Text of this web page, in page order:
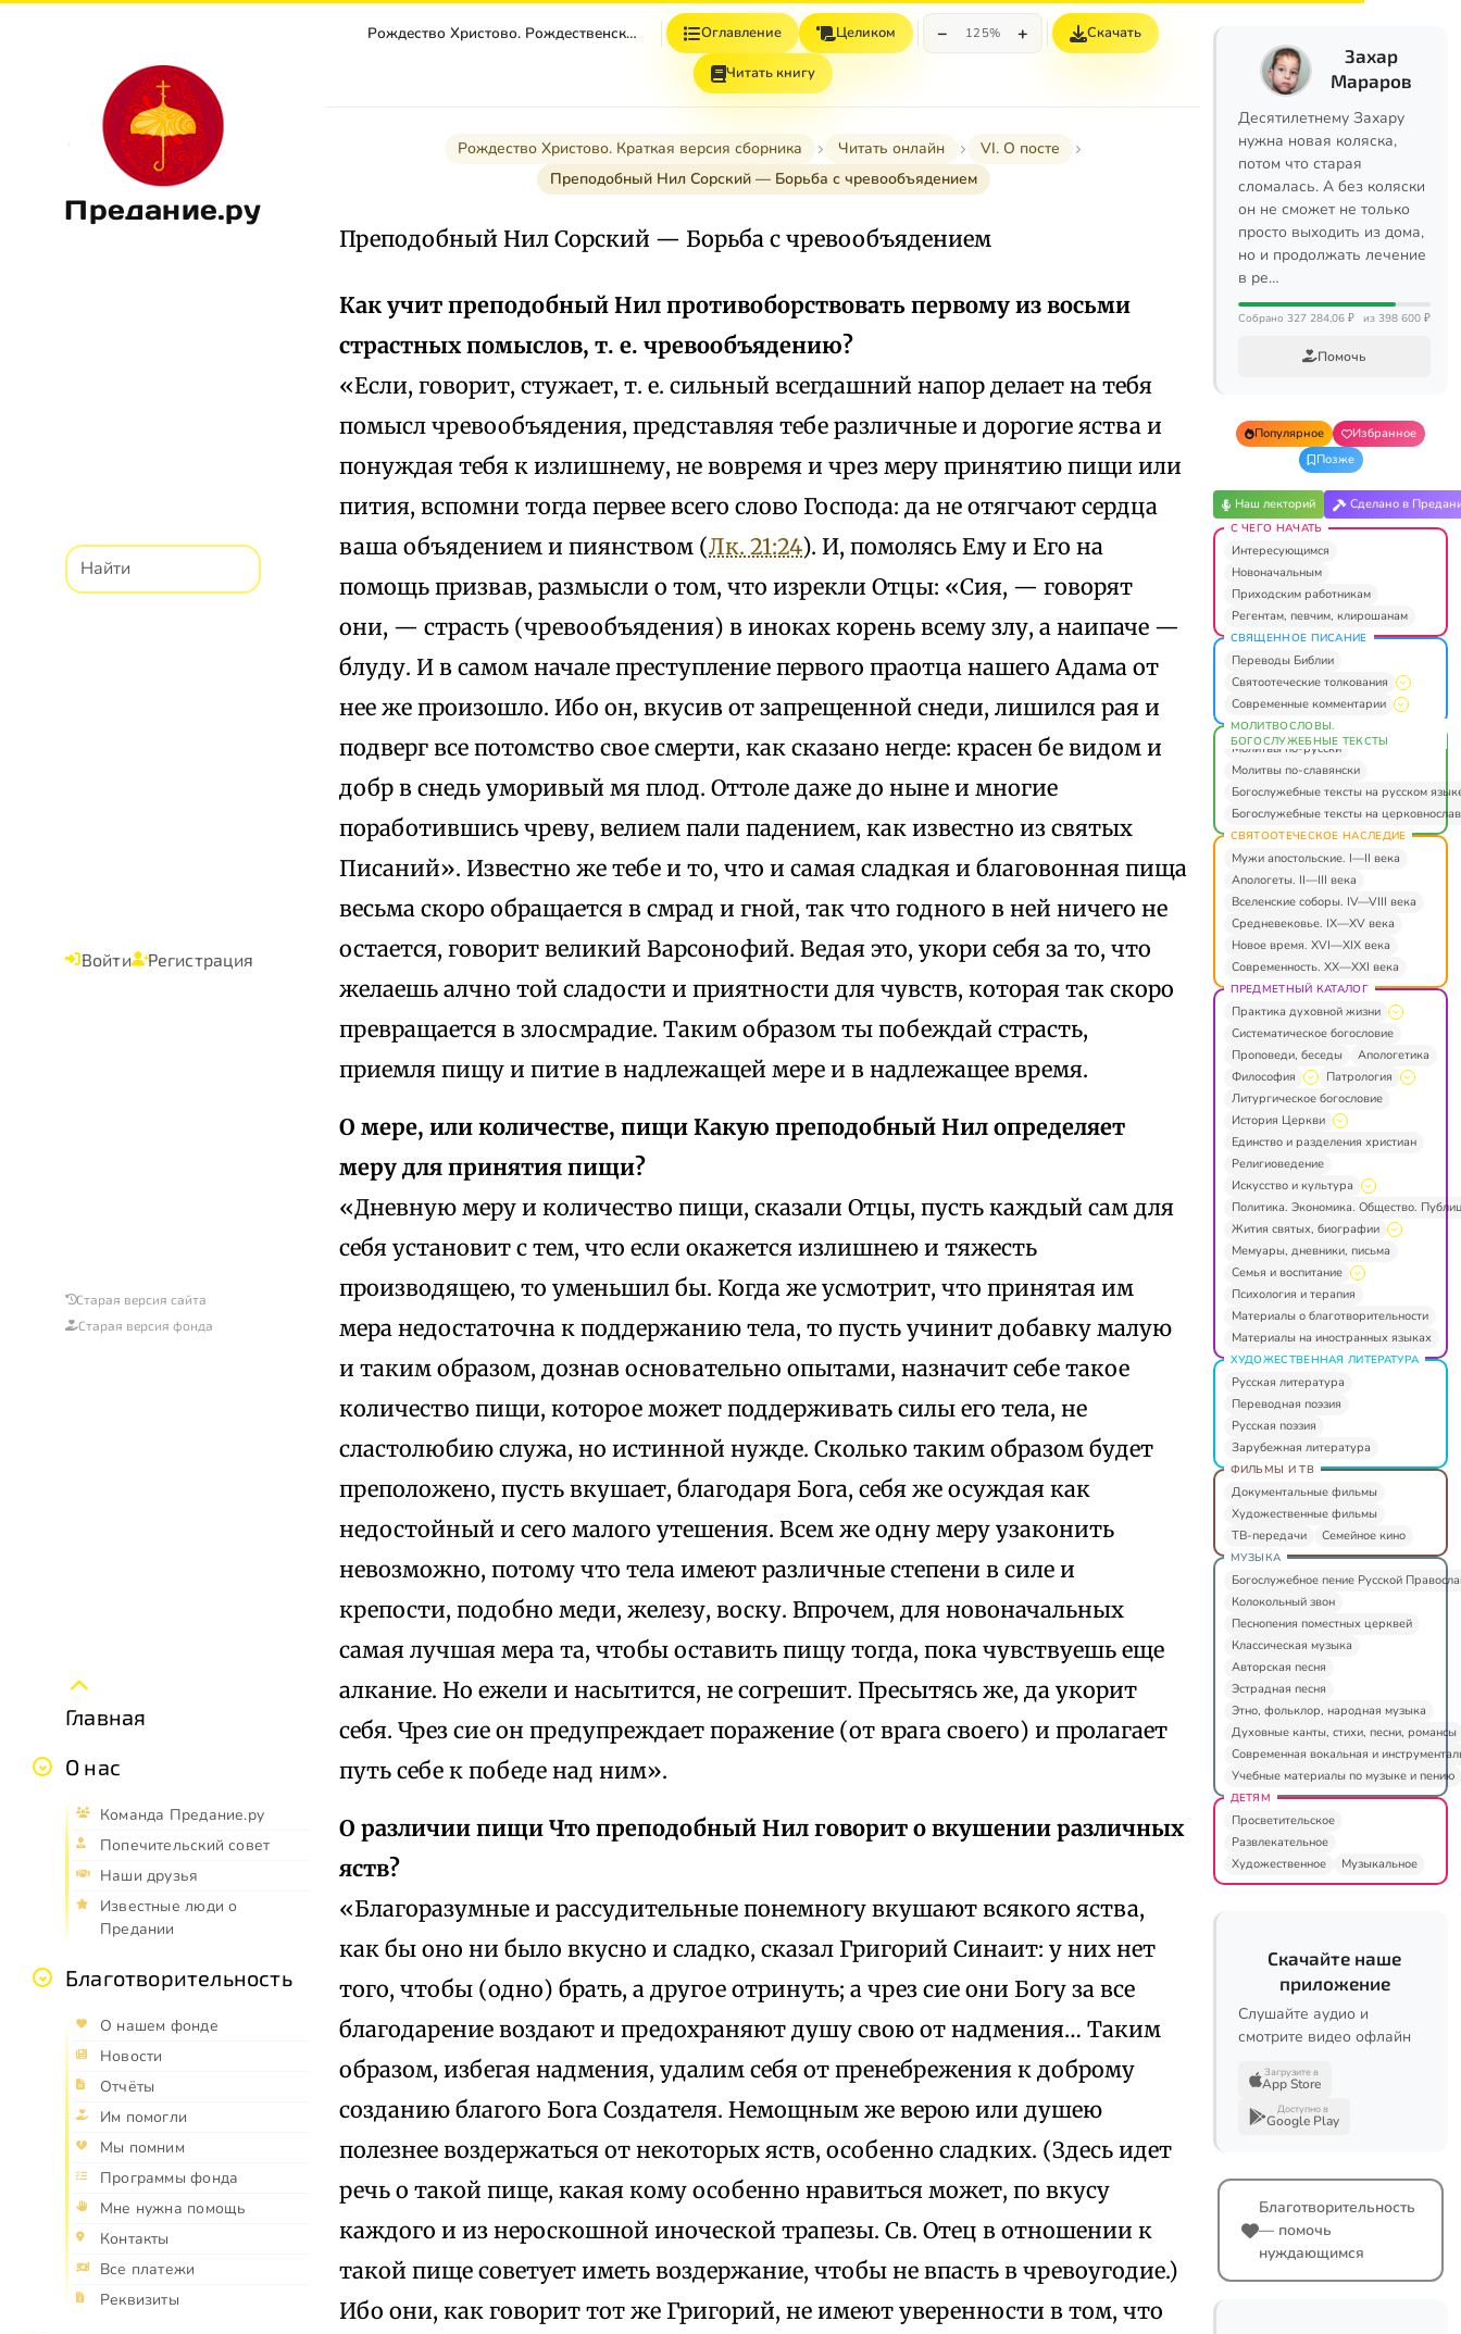
Предание.ру
Войти Регистрация
Старая версия сайта
Старая версия фонда
Главная
О нас
Команда Предание.ру
Попечительский совет
Наши друзья
Известные люди о
Предании
Благотворительность
О нашем фонде
Новости
Отчёты
Им помогли
Мы помним
Программы фонда
Мне нужна помощь
Контакты
Все платежи
Реквизиты
Рождество Христово. Рождественский Пост Оглавление Целиком − 125% + Скачать
Читать книгу
Рождество Христово. Краткая версия сборника Читать онлайн
VI. О посте
Преподобный Нил Сорский — Борьба с чревообъядением
Преподобный Нил Сорский — Борьба с чревообъядением
Как учит преподобный Нил противоборствовать первому из восьми
страстных помыслов, т. е. чревообъядению?
«Если, говорит, стужает, т. е. сильный всегдашний напор делает на тебя
помысл чревообъядения, представляя тебе различные и дорогие яства и
понуждая тебя к излишнему, не вовремя и чрез меру принятию пищи или
пития, вспомни тогда первее всего слово Господа: да не отягчают сердца
ваша объядением и пиянством (Лк. 21:24). И, помолясь Ему и Его на
помощь призвав, размысли о том, что изрекли Отцы: «Сия, — говорят
они, — страсть (чревообъядения) в иноках корень всему злу, а наипаче —
блуду. И в самом начале преступление первого праотца нашего Адама от
нее же произошло. Ибо он, вкусив от запрещенной снеди, лишился рая и
подверг все потомство свое смерти, как сказано негде: красен бе видом и
добр в снедь уморивый мя плод. Оттоле даже до ныне и многие
поработившись чреву, велием пали падением, как известно из святых
Писаний». Известно же тебе и то, что и самая сладкая и благовонная пища
весьма скоро обращается в смрад и гной, так что годного в ней ничего не
остается, говорит великий Варсонофий. Ведая это, укори себя за то, что
желаешь алчно той сладости и приятности для чувств, которая так скоро
превращается в злосмрадие. Таким образом ты побеждай страсть,
приемля пищу и питие в надлежащей мере и в надлежащее время.
О мере, или количестве, пищи Какую преподобный Нил определяет
меру для принятия пищи?
«Дневную меру и количество пищи, сказали Отцы, пусть каждый сам для
себя установит с тем, что если окажется излишнею и тяжесть
производящею, то уменьшил бы. Когда же усмотрит, что принятая им
мера недостаточна к поддержанию тела, то пусть учинит добавку малую
и таким образом, дознав основательно опытами, назначит себе такое
количество пищи, которое может поддерживать силы его тела, не
сластолюбию служа, но истинной нужде. Сколько таким образом будет
преположено, пусть вкушает, благодаря Бога, себя же осуждая как
недостойный и сего малого утешения. Всем же одну меру узаконить
невозможно, потому что тела имеют различные степени в силе и
крепости, подобно меди, железу, воску. Впрочем, для новоначальных
самая лучшая мера та, чтобы оставить пищу тогда, пока чувствуешь еще
алкание. Но ежели и насытится, не согрешит. Пресытясь же, да укорит
себя. Чрез сие он предупреждает поражение (от врага своего) и пролагает
путь себе к победе над ним».
О различии пищи Что преподобный Нил говорит о вкушении различных
яств?
«Благоразумные и рассудительные понемногу вкушают всякого яства,
как бы оно ни было вкусно и сладко, сказал Григорий Синаит: у них нет
того, чтобы (одно) брать, а другое отринуть; а чрез сие они Богу за все
благодарение воздают и предохраняют душу свою от надмения… Таким
образом, избегая надмения, удалим себя от пренебрежения к доброму
созданию благого Бога Создателя. Немощным же верою или душею
полезнее воздержаться от некоторых яств, особенно сладких. (Здесь идет
речь о такой пище, какая кому особенно нравиться может, по вкусу
каждого и из нероскошной иноческой трапезы. Св. Отец в отношении к
такой пище советует иметь воздержание, чтобы не впасть в чревоугодие.)
Ибо они, как говорит тот же Григорий, не имеют уверенности в том, что
Захар
Мараров
Десятилетнему Захару
нужна новая коляска,
потом что старая
сломалась. А без коляски
он не сможет не только
просто выходить из дома,
но и продолжать лечение
в ре…
Собрано 327 284,06 ₽ из 398 600 ₽
Помочь
Популярное
Избранное
Позже
Наш лекторий Сделано в
С ЧЕГО НАЧАТЬ
Интересующимся
Новоначальным
Приходским работникам
Регентам, певчим, клирошанам
СВЯЩЕННОЕ ПИСАНИЕ
Переводы Библии
Святоотеческие толкования
Современные комментарии
МОЛИТВОСЛОВЫ.
БОГОСЛУЖЕБНЫЕ ТЕКСТЫ
Молитвы по-русски
Молитвы по-славянски
Богослужебные тексты на русском
Богослужебные тексты на
СВЯТООТЕЧЕСКОЕ НАСЛЕДИЕ
Мужи апостольские. I—II века
Апологеты. II—III века
Вселенские соборы. IV—VIII века
Средневековье. IX—XV века
Новое время. XVI—XIX века
Современность. XX—XXI века
ПРЕДМЕТНЫЙ КАТАЛОГ
Практика духовной жизни
Систематическое богословие
Проповеди, беседы
Апологетика
Философия
Патрология
Литургическое богословие
История Церкви
Единство и разделения христиан
Религиоведение
Искусство и культура
Политика. Экономика. Общество.
Жития святых, биографии
Мемуары, дневники, письма
Семья и воспитание
Психология и терапия
Материалы о благотворительности
Материалы на иностранных языках
ХУДОЖЕСТВЕННАЯ ЛИТЕРАТУРА
Русская литература
Переводная поэзия
Русская поэзия
Зарубежная литература
ФИЛЬМЫ И ТВ
Документальные фильмы
Художественные фильмы
ТВ-передачи
Семейное кино
МУЗЫКА
Богослужебное пение Русской
Колокольный звон
Песнопения поместных церквей
Классическая музыка
Авторская песня
Эстрадная песня
Этно, фольклор, народная музыка
Духовные канты, стихи, песни, романсы
Современная вокальная и
Учебные материалы по музыке и пению
ДЕТЯМ
Просветительское
Развлекательное
Художественное
Музыкальное
Скачайте наше
приложение
Слушайте аудио и
смотрите видео офлайн
Загрузите в
App Store
Доступно в
Google Play
Благотворительность
— помочь
нуждающимся